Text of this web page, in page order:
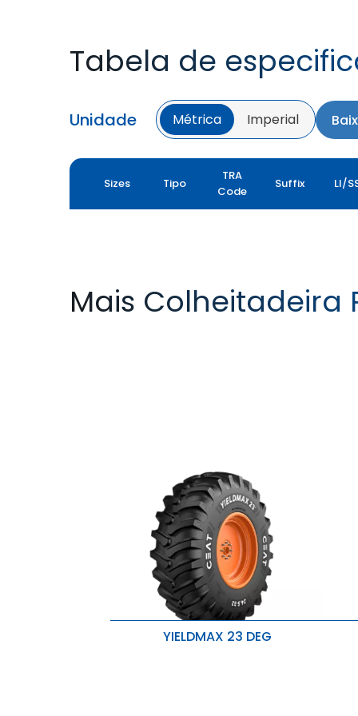
Tabela de
Unidade Métrica Imperial
Sizes Tipo
TRA
Code
Suffix LI/
Mais Colheitadeira
YIELDMAX 23 DEG